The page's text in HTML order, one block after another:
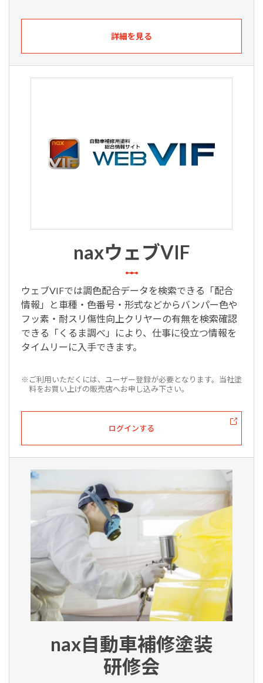
詳細を見る
naxウェブVIF
ウェブVIFでは調色配合データを検索できる「配合
情報」と車種・色番号・形式などからバンパー色や
フッ素・耐スリ傷性向上クリヤーの有無を検索確認
できる「くるま調べ」により、仕事に役立つ情報を
タイムリーに入手できます。
※ご利用いただくには、ユーザー登録が必要となります。当社塗
料をお買い上げの販売店へお申し込み下さい。
ログインする
nax自動車補修塗装
研修会